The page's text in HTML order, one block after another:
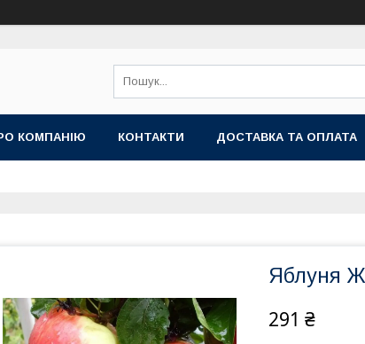
КОМПАНІЮ КОНТАКТИ ДОСТАВКА ТА ОПЛАТА
Яблуня
291 ₴